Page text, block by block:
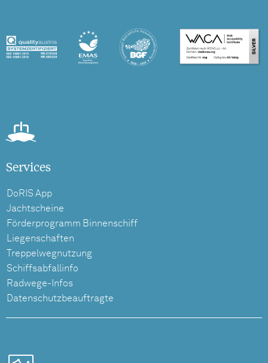
Services
DoRIS App
Jachtscheine
Förderprogramm Binnenschiff
Liegenschaften
Treppelwegnutzung
Schiffsabfallinfo
Radwege-Infos
Datenschutzbeauftragte